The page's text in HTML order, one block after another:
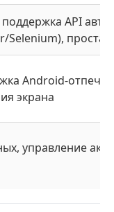
API
Selenium),
Android-
экрана
управление